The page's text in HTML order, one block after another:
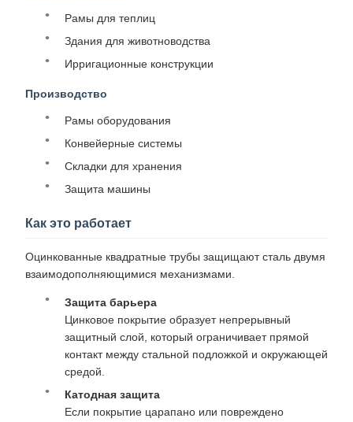
Рамы для теплиц
Здания для животноводства
Ирригационные конструкции
Производство
Рамы оборудования
Конвейерные системы
Складки для хранения
Защита машины
Как это работает
Оцинкованные квадратные трубы защищают сталь двумя
взаимодополняющимися механизмами.
Защита барьера
Цинковое покрытие образует непрерывный
защитный слой, который ограничивает прямой
контакт между стальной подложкой и окружающей
средой.
Катодная защита
Если покрытие царапано или повреждено